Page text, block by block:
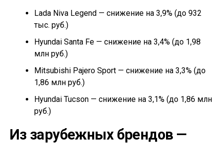
Lada Niva Legend — снижение на 3,9% (до 932
тыс. руб.)
Hyundai Santa Fe — снижение на 3,4% (до 1,98
млн руб.)
Mitsubishi Pajero Sport — снижение на 3,3% (до
1,86 млн руб.)
Hyundai Tucson — снижение на 3,1% (до 1,86 млн
руб.)
Из зарубежных брендов —